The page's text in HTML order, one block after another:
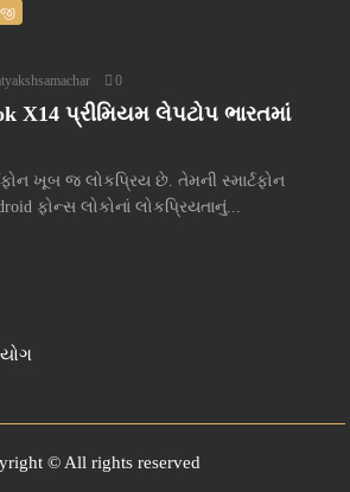
0
X14 પ્રીમિયમ લેપટોપ ભારતમાં
ખૂબ જ લોકપ્રિય છે. તેમની સ્માર્ટફોન
ફોન્સ લોકોનાં લોકપ્રિયતાનું...
© All rights reserved